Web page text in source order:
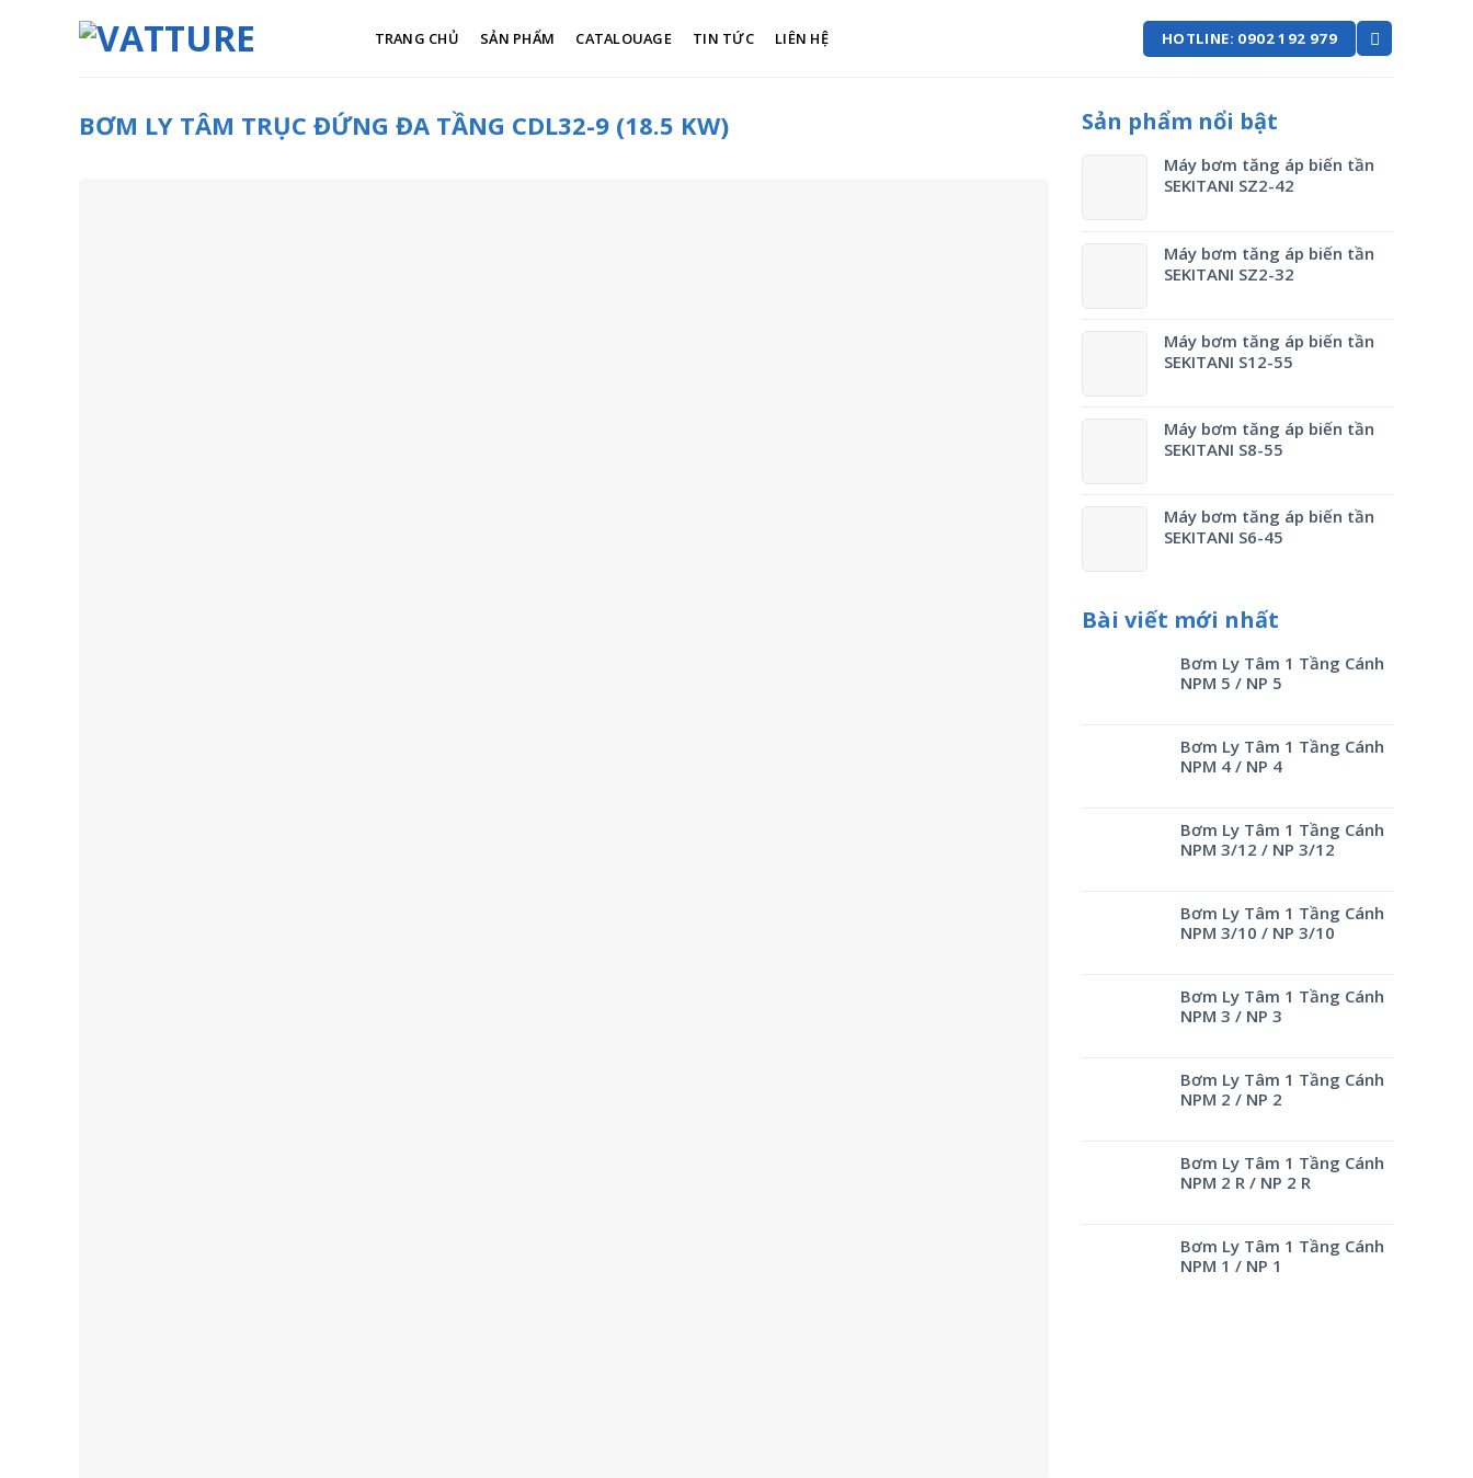
TRANG CHỦ SẢN PHẨM CATALOUAGE TIN TỨC LIÊN HỆ HOTLINE: 0902 192 979
BƠM LY TÂM TRỤC ĐỨNG ĐA TẦNG CDL32-9 (18.5 KW) Sản phẩm nổi bật
Máy bơm tăng áp biến tần
SEKITANI SZ2-42
Máy bơm tăng áp biến tần
SEKITANI SZ2-32
Máy bơm tăng áp biến tần
SEKITANI S12-55
Máy bơm tăng áp biến tần
SEKITANI S8-55
Máy bơm tăng áp biến tần
SEKITANI S6-45
Bài viết mới nhất
Bơm Ly Tâm 1 Tầng Cánh
NPM 5 / NP 5
Bơm Ly Tâm 1 Tầng Cánh
NPM 4 / NP 4
Bơm Ly Tâm 1 Tầng Cánh
NPM 3/12 / NP 3/12
Bơm Ly Tâm 1 Tầng Cánh
NPM 3/10 / NP 3/10
Bơm Ly Tâm 1 Tầng Cánh
NPM 3 / NP 3
Bơm Ly Tâm 1 Tầng Cánh
NPM 2 / NP 2
Bơm Ly Tâm 1 Tầng Cánh
NPM 2 R / NP 2 R
Bơm Ly Tâm 1 Tầng Cánh
NPM 1 / NP 1